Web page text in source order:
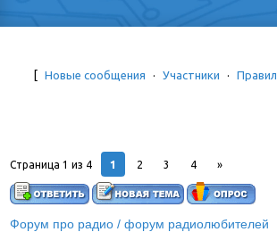
[ Новые сообщения · Участники ·
Страница1 из 4 1 2 3 4 »
Форум про радио / форум радиолюбителей